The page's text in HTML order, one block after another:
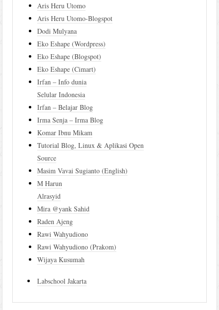
Aris Heru Utomo
Aris Heru Utomo-Blogspot
Dodi Mulyana
Eko Eshape (Wordpress)
Eko Eshape (Blogspot)
Eko Eshape (Cimart)
Irfan – Info dunia
Selular Indonesia
Irfan – Belajar Blog
Irma Senja – Irma Blog
Komar Ibnu Mikam
Tutorial Blog, Linux & Aplikasi Open
Source
Masim Vavai Sugianto (English)
M Harun
Alrasyid
Mira @yank Sahid
Raden Ajeng
Rawi Wahyudiono
Rawi Wahyudiono (Prakom)
Wijaya Kusumah
Labschool Jakarta